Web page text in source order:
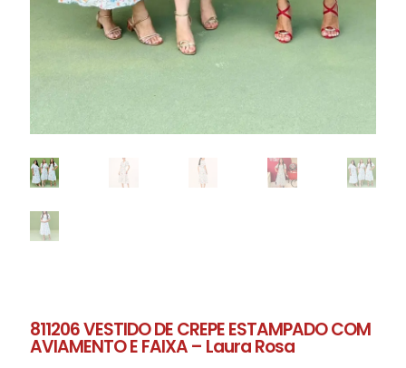
811206 VESTIDO DE CREPE ESTAMPADO COM
AVIAMENTO E FAIXA – Laura Rosa